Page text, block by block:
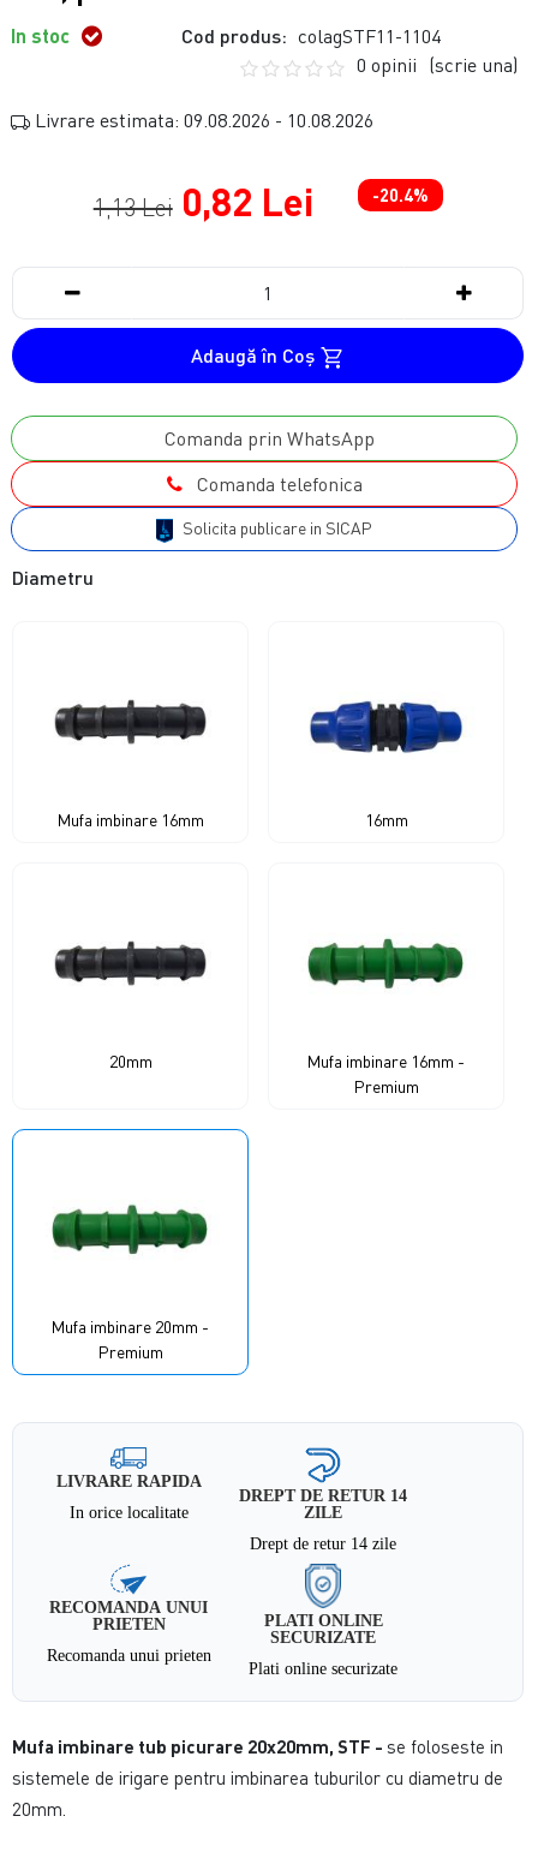
In stoc Cod produs: colagSTF11-1104
0 opinii (scrie una)
Livrare estimata: 09.08.2026 - 10.08.2026
1,13 Lei 0,82 Lei -20.4%
Adaugă în Coş
Comanda prin WhatsApp
Comanda telefonica
Solicita publicare in SICAP
Diametru
Mufa imbinare 16mm 16mm
20mm
Mufa imbinare 16mm -
Premium
Mufa imbinare 20mm -
Premium
LIVRARE RAPIDA
In orice localitate
DREPT DE RETUR 14
ZILE
Drept de retur 14 zile
RECOMANDA UNUI
PRIETEN
Recomanda unui prieten
PLATI ONLINE
SECURIZATE
Plati online securizate
Mufa imbinare tub picurare 20x20mm, STF -se foloseste in
sistemele de irigare pentru imbinarea tuburilor cu diametru de
20mm.